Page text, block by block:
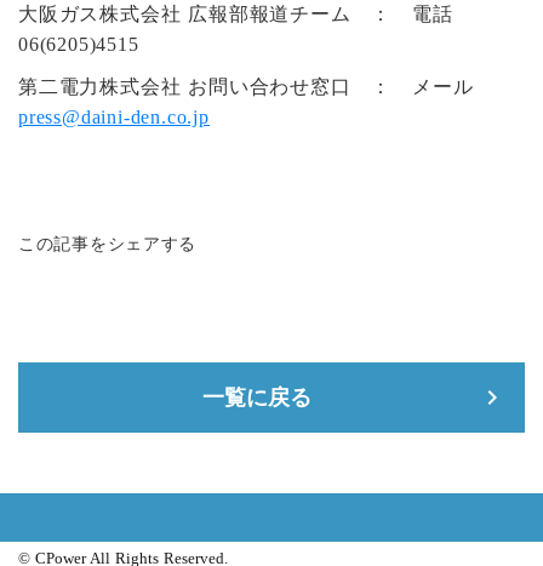
大阪ガス株式会社 広報部報道チーム ： 電話
06(6205)4515
第二電力株式会社 お問い合わせ窓口 ： メール
press@daini-den.co.jp
この記事をシェアする
一覧に戻る keyboard_arrow_right
© CPower All Rights Reserved.